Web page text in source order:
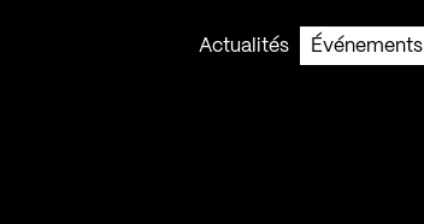
Actualités
Événements